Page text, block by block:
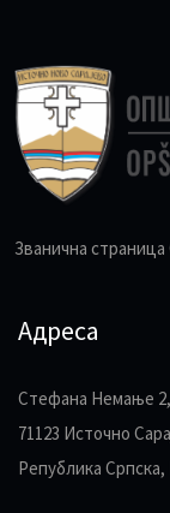
Званична
Адреса
Стефана Немање 2,
71123 Источно
Република